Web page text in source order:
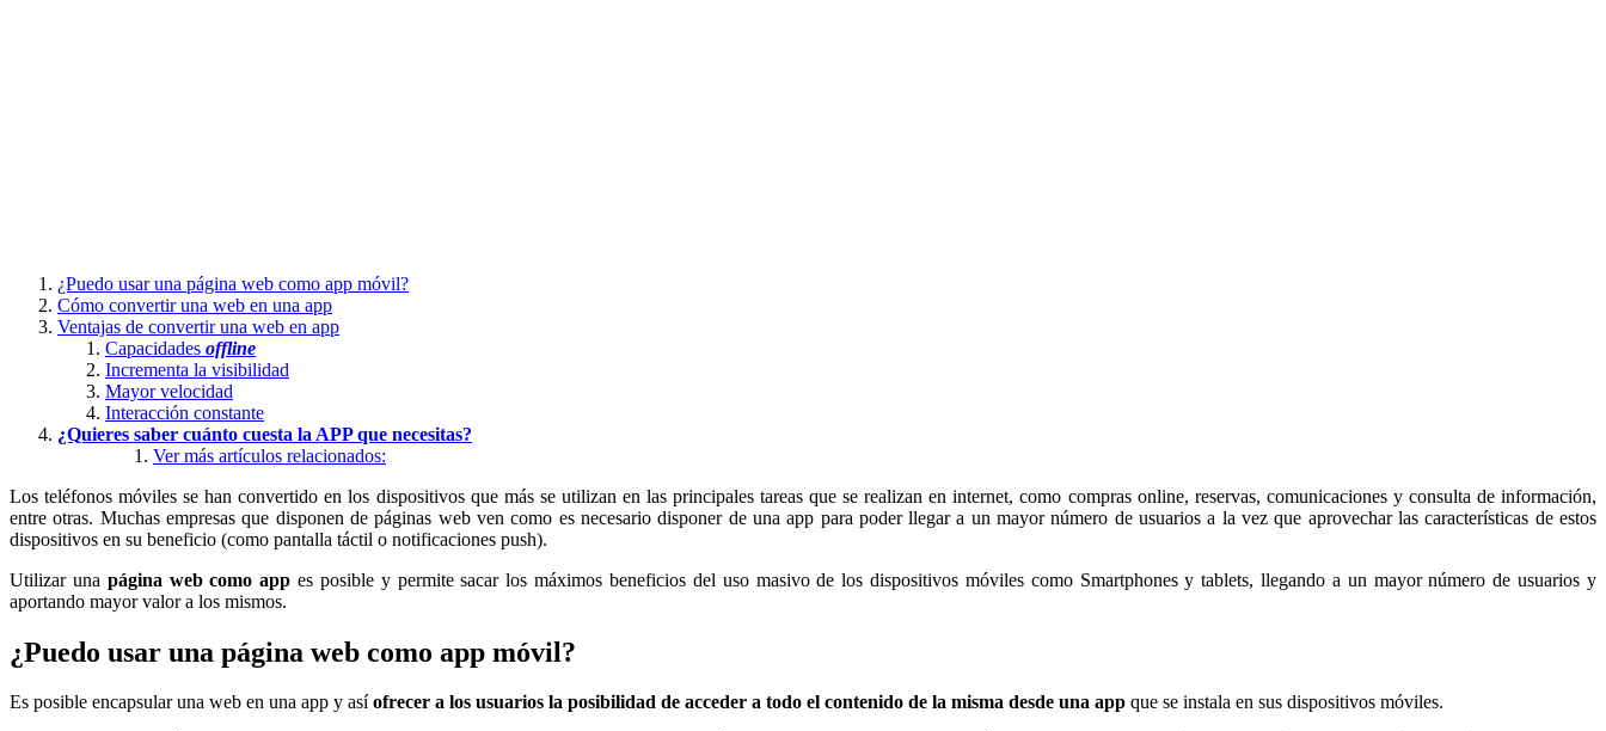
¿Puedo usar una página web como app móvil?
Cómo convertir una web en una app
Ventajas de convertir una web en app
Capacidades offline
Incrementa la visibilidad
Mayor velocidad
Interacción constante
¿Quieres saber cuánto cuesta la APP que necesitas?
Ver más artículos relacionados:
Los teléfonos móviles se han convertido en los dispositivos que más se utilizan en las principales tareas que se realizan en internet, como compras online, reservas, comunicaciones y consulta de información,
entre otras. Muchas empresas que disponen de páginas web ven como es necesario disponer de una app para poder llegar a un mayor número de usuarios a la vez que aprovechar las características de estos
dispositivos en su beneficio (como pantalla táctil o notificaciones push).
Utilizar una página web como app es posible y permite sacar los máximos beneficios del uso masivo de los dispositivos móviles como Smartphones y tablets, llegando a un mayor número de usuarios y
aportando mayor valor a los mismos.
¿Puedo usar una página web como app móvil?
Es posible encapsular una web en una app y asíofrecer a los usuarios la posibilidad de acceder a todo el contenido de la misma desde una app que se instala en sus dispositivos móviles.